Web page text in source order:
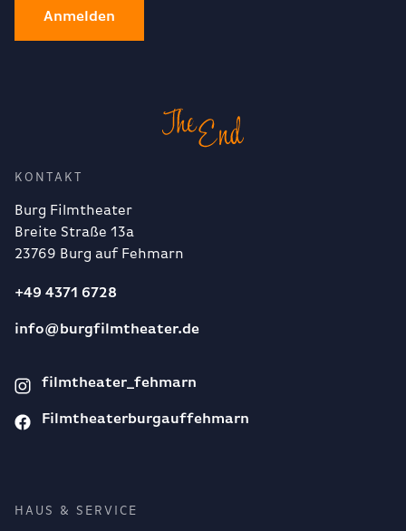
Anmelden
KONTAKT
Burg Filmtheater
Breite Straße 13a
23769 Burg auf Fehmarn
+49 4371 6728
info@burgfilmtheater.de
filmtheater_fehmarn
Filmtheaterburgauffehmarn
HAUS & SERVICE